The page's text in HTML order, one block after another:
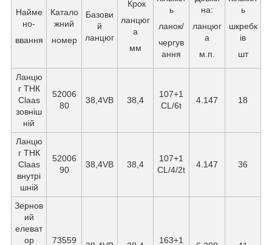
Найме
но-
ввання
Катало
жний
номер
Базови
й
ланцюг
Крок
ланцюг
а
мм
ь
ланок/
чергув
ання
на:
ланцюг
а
м.п.
ь
шкребк
ів
шт
Ланцю
г ТНК
Claas
зовніш
ній
52006
80
38,4VB 38,4
107+1
CL/6t
4.147 18
Ланцю
г ТНК
Claas
внутрі
шній
52006
90
38,4VB 38,4
107+1
CL/4/2t
4.147 36
Зернов
ий
елеват
ор
73559
163+1